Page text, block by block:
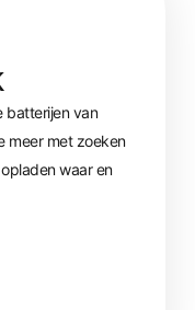
batterijen van
meer met zoeken
waar en